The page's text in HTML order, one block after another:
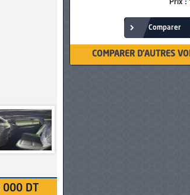
000 DT
Comparer
COMPARER D'AUTRES